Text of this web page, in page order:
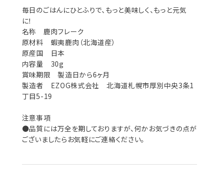
毎日のごはんにひとふりで、もっと美味しく、もっと元気
に！
名称 鹿肉フレーク
原材料 蝦夷鹿肉（北海道産）
原産国 日本
内容量 30g
賞味期限 製造日から6ヶ月
製造者 EZOG株式会社 北海道札幌市厚別中央3条1
丁目5-19
注意事項
●品質には万全を期しておりますが、何かお気づきの点が
ございましたらお気軽にご連絡ください。